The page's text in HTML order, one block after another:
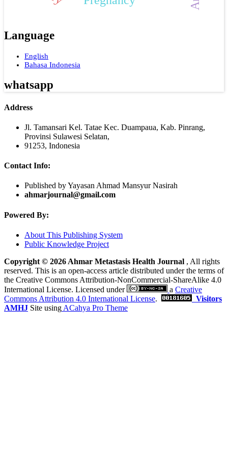
Language
English
Bahasa Indonesia
whatsapp
Address
Jl. Tamansari Kel. Tatae Kec. Duampaua, Kab. Pinrang,
Provinsi Sulawesi Selatan,
91253, Indonesia
Contact Info:
Published by Yayasan Ahmad Mansyur Nasirah
ahmarjournal@gmail.com
Powered By:
About This Publishing System
Public Knowledge Project
Copyright © 2026 Ahmar Metastasis Health Journal , All rights
reserved. This is an open-access article distributed under the terms of
the Creative Commons Attribution-NonCommercial-ShareAlike 4.0
International License. Licensed under
a Creative
Commons Attribution 4.0 International License.
Visitors
AMHJ Site using ACahya Pro Theme